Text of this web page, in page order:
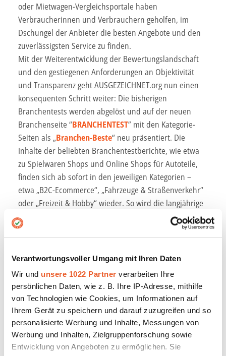
Verantwortungsvoller Umgang mit Ihren Daten
Wir und unsere 1022 Partner verarbeiten Ihre
persönlichen Daten, wie z. B. Ihre IP-Adresse, mithilfe
von Technologien wie Cookies, um Informationen auf
Ihrem Gerät zu speichern und darauf zuzugreifen und so
personalisierte Werbung und Inhalte, Messungen von
Werbung und Inhalten, Zielgruppenforschung sowie
Entwicklung von Angeboten zu ermöglichen. Sie
oder Mietwagen-Vergleichsportale haben
Verbraucherinnen und Verbrauchern geholfen, im
Dschungel der Anbieter die besten Angebote und den
zuverlässigsten Service zu finden.
Mit der Weiterentwicklung der Bewertungslandschaft
und den gestiegenen Anforderungen an Objektivität
und Transparenz geht AUSGEZEICHNET.org nun einen
konsequenten Schritt weiter: Die bisherigen
Branchentests werden abgelöst und auf der neuen
Branchenseite “BRANCHENTEST” mit den Kategorie-
Seiten als „Branchen-Beste“ neu präsentiert. Die
Inhalte der beliebten Branchentestberichte, wie etwa
zu Spielwaren Shops und Online Shops für Autoteile,
finden sich ab sofort in den jeweiligen Kategorien –
etwa „B2C-Ecommerce“, „Fahrzeuge & Straßenverkehr“
oder „Freizeit & Hobby“ wieder. So wird die langjährige
Bewertungserfahrung direkt integriert und die
Orientierung erleichtert.
Was ändert sich und wo liegen die Vorteile?
Im Vergleich zu den früheren Verfahren, bei denen das
Team von AUSGEZEICHNET.org die Anbieter selbst
getestet hat, steht nun ein nutzerbasiertes Ranking im
Vordergrund. Das bedeutet: Die Bewertungen und
Erfahrungen echter Kunden fließen direkt in die
Bestenlisten der jeweiligen Kategorie ein. Der Wechsel